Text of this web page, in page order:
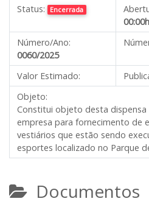
Status: Encerrada
00:00h
Número/Ano:
0060/2025
Valor Estimado:
Objeto:
Constitui objeto desta
empresa para fornecimento de
vestiários que estão sendo
esportes localizado no Parque
Documentos